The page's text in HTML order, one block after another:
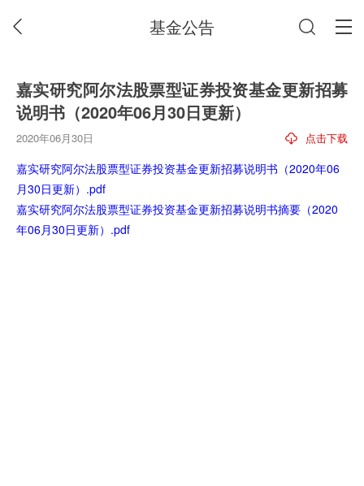
基金公告
嘉实研究阿尔法股票型证券投资基金更新招募
说明书（2020年06月30日更新）
2020年06月30日 点击下载
嘉实研究阿尔法股票型证券投资基金更新招募说明书（2020年06
月30日更新）.pdf
嘉实研究阿尔法股票型证券投资基金更新招募说明书摘要（2020
年06月30日更新）.pdf